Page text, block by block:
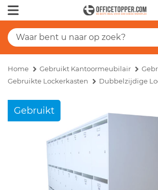
Home Gebruikt Kantoormeubilair
Gebruikte Lockerkasten
Dubbelzijdige
Gebruikt